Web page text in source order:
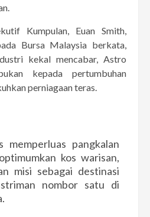
Kumpulan, Euan Smith,
Bursa Malaysia berkata,
kekal mencabar, Astro
kepada pertumbuhan
perniagaan teras.
memperluas pangkalan
kos warisan,
misi sebagai destinasi
nombor satu di